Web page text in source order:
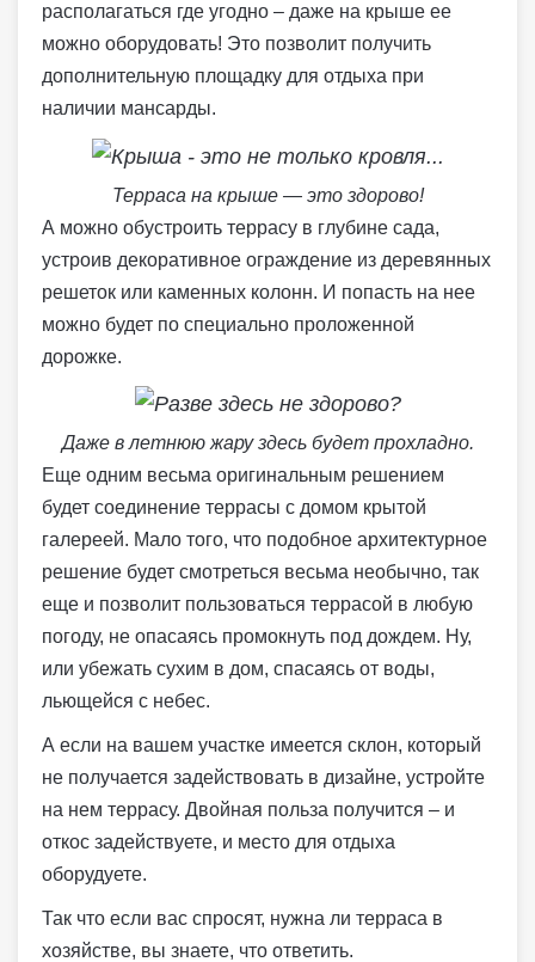
располагаться где угодно – даже на крыше ее
можно оборудовать! Это позволит получить
дополнительную площадку для отдыха при
наличии мансарды.
Терраса на крыше — это здорово!
А можно обустроить террасу в глубине сада,
устроив декоративное ограждение из деревянных
решеток или каменных колонн. И попасть на нее
можно будет по специально проложенной
дорожке.
Даже в летнюю жару здесь будет прохладно.
Еще одним весьма оригинальным решением
будет соединение террасы с домом крытой
галереей. Мало того, что подобное архитектурное
решение будет смотреться весьма необычно, так
еще и позволит пользоваться террасой в любую
погоду, не опасаясь промокнуть под дождем. Ну,
или убежать сухим в дом, спасаясь от воды,
льющейся с небес.
А если на вашем участке имеется склон, который
не получается задействовать в дизайне, устройте
на нем террасу. Двойная польза получится – и
откос задействуете, и место для отдыха
оборудуете.
Так что если вас спросят, нужна ли терраса в
хозяйстве, вы знаете, что ответить.